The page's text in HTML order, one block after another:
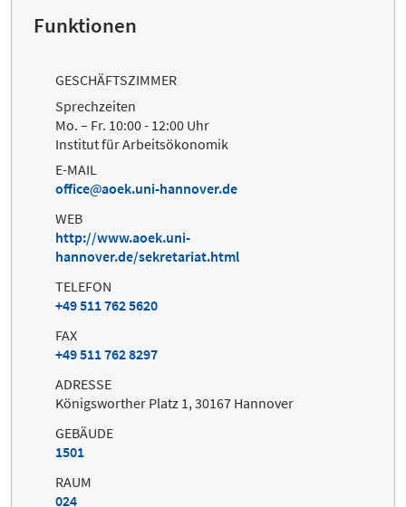
Funktionen
GESCHÄFTSZIMMER
Sprechzeiten
Mo. – Fr. 10:00 - 12:00 Uhr
Institut für Arbeitsökonomik
E-MAIL
office
aoek.uni-hannover.de
WEB
http://www.aoek.uni-
hannover.de/sekretariat.html
TELEFON
+49 511 762 5620
FAX
+49 511 762 8297
ADRESSE
Königsworther Platz 1, 30167 Hannover
GEBÄUDE
1501
RAUM
024